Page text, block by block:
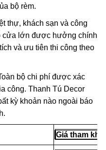
bộ rèm.
thự, khách sạn và công
cửa lớn được hưởng chính
và ưu tiên thi công theo
bộ chi phí được xác
công. Thanh Tú Decor
kỳ khoản nào ngoài báo
Giá tham